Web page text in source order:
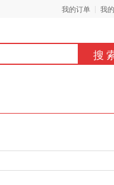
我的订单 我
搜